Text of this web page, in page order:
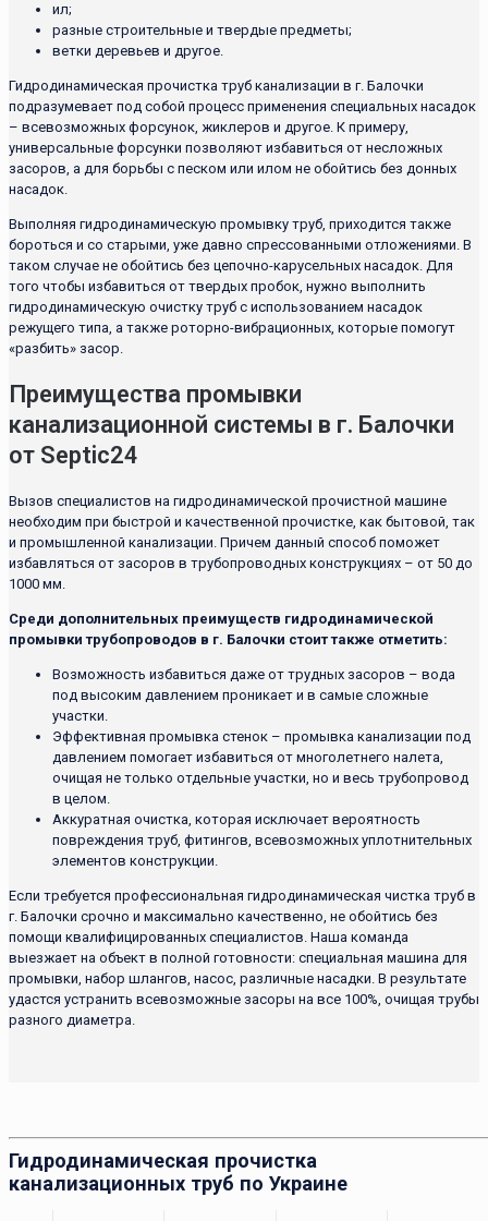
ил;
разные строительные и твердые предметы;
ветки деревьев и другое.
Гидродинамическая прочистка труб канализации в г. Балочки
подразумевает под собой процесс применения специальных насадок
– всевозможных форсунок, жиклеров и другое. К примеру,
универсальные форсунки позволяют избавиться от несложных
засоров, а для борьбы с песком или илом не обойтись без донных
насадок.
Выполняя гидродинамическую промывку труб, приходится также
бороться и со старыми, уже давно спрессованными отложениями. В
таком случае не обойтись без цепочно-карусельных насадок. Для
того чтобы избавиться от твердых пробок, нужно выполнить
гидродинамическую очистку труб с использованием насадок
режущего типа, а также роторно-вибрационных, которые помогут
«разбить» засор.
Преимущества промывки
канализационной системы в г. Балочки
от Septic24
Вызов специалистов на гидродинамической прочистной машине
необходим при быстрой и качественной прочистке, как бытовой, так
и промышленной канализации. Причем данный способ поможет
избавляться от засоров в трубопроводных конструкциях – от 50 до
1000 мм.
Среди дополнительных преимуществ гидродинамической
промывки трубопроводов в г. Балочки стоит также отметить:
Возможность избавиться даже от трудных засоров – вода
под высоким давлением проникает и в самые сложные
участки.
Эффективная промывка стенок – промывка канализации под
давлением помогает избавиться от многолетнего налета,
очищая не только отдельные участки, но и весь трубопровод
в целом.
Аккуратная очистка, которая исключает вероятность
повреждения труб, фитингов, всевозможных уплотнительных
элементов конструкции.
Если требуется профессиональная гидродинамическая чистка труб в
г. Балочки срочно и максимально качественно, не обойтись без
помощи квалифицированных специалистов. Наша команда
выезжает на объект в полной готовности: специальная машина для
промывки, набор шлангов, насос, различные насадки. В результате
удастся устранить всевозможные засоры на все 100%, очищая трубы
разного диаметра.
Гидродинамическая прочистка
канализационных труб по Украине